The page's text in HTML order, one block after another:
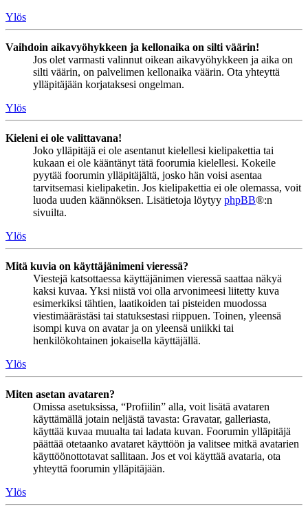
Ylös
Vaihdoin aikavyöhykkeen ja kellonaika on silti väärin!
Jos olet varmasti valinnut oikean aikavyöhykkeen ja aika on
silti väärin, on palvelimen kellonaika väärin. Ota yhteyttä
ylläpitäjään korjataksesi ongelman.
Ylös
Kieleni ei ole valittavana!
Joko ylläpitäjä ei ole asentanut kielellesi kielipakettia tai
kukaan ei ole kääntänyt tätä foorumia kielellesi. Kokeile
pyytää foorumin ylläpitäjältä, josko hän voisi asentaa
tarvitsemasi kielipaketin. Jos kielipakettia ei ole olemassa, voit
luoda uuden käännöksen. Lisätietoja löytyy phpBB®:n
sivuilta.
Ylös
Mitä kuvia on käyttäjänimeni vieressä?
Viestejä katsottaessa käyttäjänimen vieressä saattaa näkyä
kaksi kuvaa. Yksi niistä voi olla arvonimeesi liitetty kuva
esimerkiksi tähtien, laatikoiden tai pisteiden muodossa
viestimäärästäsi tai statuksestasi riippuen. Toinen, yleensä
isompi kuva on avatar ja on yleensä uniikki tai
henkilökohtainen jokaisella käyttäjällä.
Ylös
Miten asetan avataren?
Omissa asetuksissa, “Profiilin” alla, voit lisätä avataren
käyttämällä jotain neljästä tavasta: Gravatar, galleriasta,
käyttää kuvaa muualta tai ladata kuvan. Foorumin ylläpitäjä
päättää otetaanko avataret käyttöön ja valitsee mitkä avatarien
käyttöönottotavat sallitaan. Jos et voi käyttää avataria, ota
yhteyttä foorumin ylläpitäjään.
Ylös